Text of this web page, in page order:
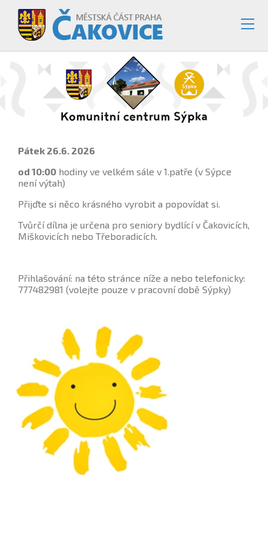
Pátek 26.6. 2026
od 10:00 hodiny ve velkém sále v 1.patře (v Sýpce
není výtah)
Přijďte si něco krásného vyrobit a popovídat si.
Tvůrčí dílna je určena pro seniory bydlící v Čakovicích,
Miškovicích nebo Třeboradicích.
Přihlašování: na této stránce níže a nebo telefonicky:
777482981 (volejte pouze v pracovní době Sýpky)